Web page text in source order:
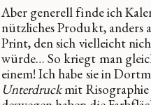
Aber generell finde ich
nützliches Produkt, anders
Print, den sich vielleicht
würde… So kriegt man
einem! Ich habe sie in
Unterdruckmit